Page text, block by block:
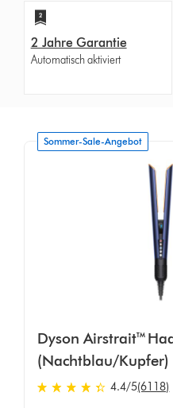
2 Jahre Garantie
Automatisch aktiviert
Sommer-Sale-Angebot
Dyson Airstrait™
(Nachtblau/Kupfer)
4.4 stars out of 5 from 6118
4.4/5(6118)